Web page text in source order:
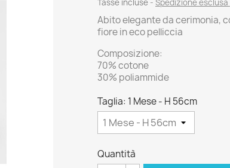
Tasse incluse Spedizione esclusa
Abito elegante da cerimonia,
fiore in eco pelliccia
Composizione:
70% cotone
30% poliammide
Taglia: 1 Mese - H 56cm
Quantità